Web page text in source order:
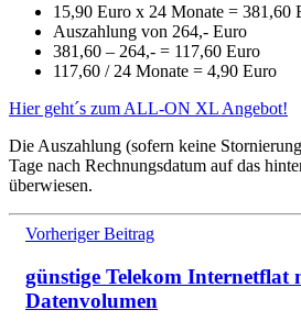
15,90 Euro x 24 Monate = 381,60
Auszahlung von 264,- Euro
381,60 – 264,- = 117,60 Euro
117,60 / 24 Monate = 4,90 Euro
Hier geht´s zum ALL-ON XL Angebot!
Die Auszahlung (sofern keine
Tage nach Rechnungsdatum auf das
überwiesen.
Beitragsnavigation
Vorheriger Beitrag
günstige Telekom Internetflat
Datenvolumen